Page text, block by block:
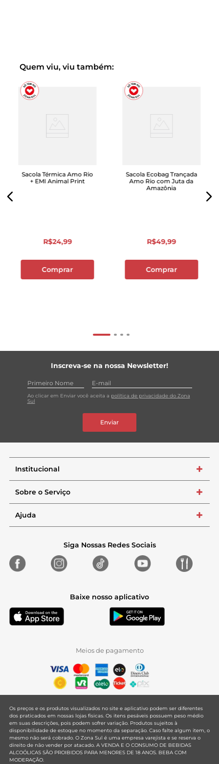
Quem viu, viu também:
Sacola Térmica Amo Rio
+ EMI Animal Print
R$24,99
Comprar
Sacola Ecobag Trançada
Amo Rio com Juta da
Amazônia
R$49,99
Comprar
Inscreva-se na nossa Newsletter!
Ao clicar em Enviar você aceita a política de privacidade do Zona
Sul
Enviar
Institucional +
Sobre o Serviço +
Ajuda +
Siga Nossas Redes Sociais
Baixe nosso aplicativo
Meios de pagamento
Os preços e os produtos visualizados no site e aplicativo podem ser diferentes
dos praticados em nossas lojas físicas. Os itens pesáveis possuem peso médio
em suas descrições, pois podem sofrer variação. Produtos sujeitos à
disponibilidade de estoque no momento da separação. Caso falte algum item, o
mesmo não será cobrado. O Zona Sul é uma empresa varejista e se reserva o
direito de não vender por atacado. A VENDA E O CONSUMO DE BEBIDAS
ALCOÓLICAS SÃO PROIBIDOS PARA MENORES DE 18 ANOS. BEBA COM
MODERAÇÃO.